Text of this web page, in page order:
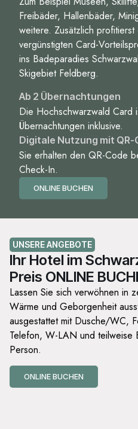
Freibäder, Hallenbäder,
weitere. Zusätzlich
vergünstigten Card-
ins Badeparadies
Skigebiet Feldberg.
Ab 2 Übernachtungen
Die Hochschwarzwald Card
Übernachtungen inklusive.
Digitale Nutzung mit QR-
Sie erhalten den QR-Code
Check-In.
ONLINE BUCHEN
UNSERE ANGEBOTE
Ihr Hotel im
Preis ONLINE
Lassen Sie sich verwöhnen in
Wärme und Geborgenheit
ausgestattet mit Dusche/WC,
Telefon, W-LAN und teilweise
Person.
ONLINE BUCHEN